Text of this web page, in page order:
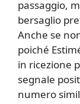
passaggio,
bersaglio
Anche se
poiché
in ricezione
segnale
numero